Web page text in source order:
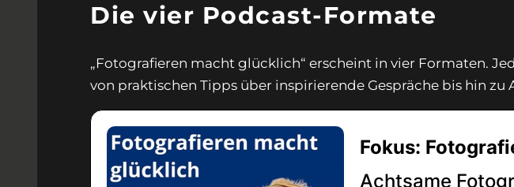
Die vier Podcast-Formate
„Fotografieren macht glücklich“ erscheint in vier Formaten.
von praktischen Tipps über inspirierende Gespräche bis hin